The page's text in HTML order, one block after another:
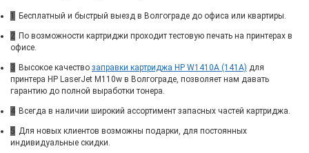
1 Бесплатный и быстрый выезд в Волгограде до офиса или квартиры.
2 По возможности картриджи проходит тестовую печать на принтерах в
офисе.
3 Высокое качество заправки картриджа HP W1410A (141A) для
принтера HP LaserJet M110w в Волгограде, позволяет нам давать
гарантию до полной выработки тонера.
4 Всегда в наличии широкий ассортимент запасных частей картриджа.
5 Для новых клиентов возможны подарки, для постоянных
индивидуальные скидки.